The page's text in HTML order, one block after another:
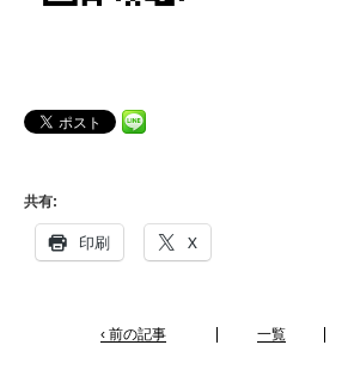
共有:
印刷 X
‹ 前の記事 一覧